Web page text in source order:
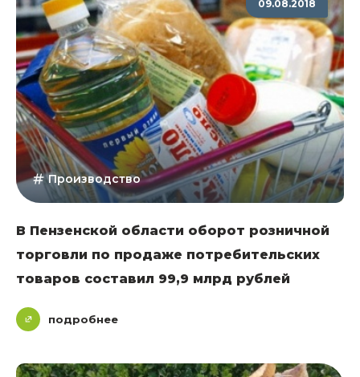
09.08.2018
Производство
В Пензенской области оборот розничной
торговли по продаже потребительских
товаров составил 99,9 млрд рублей
подробнее